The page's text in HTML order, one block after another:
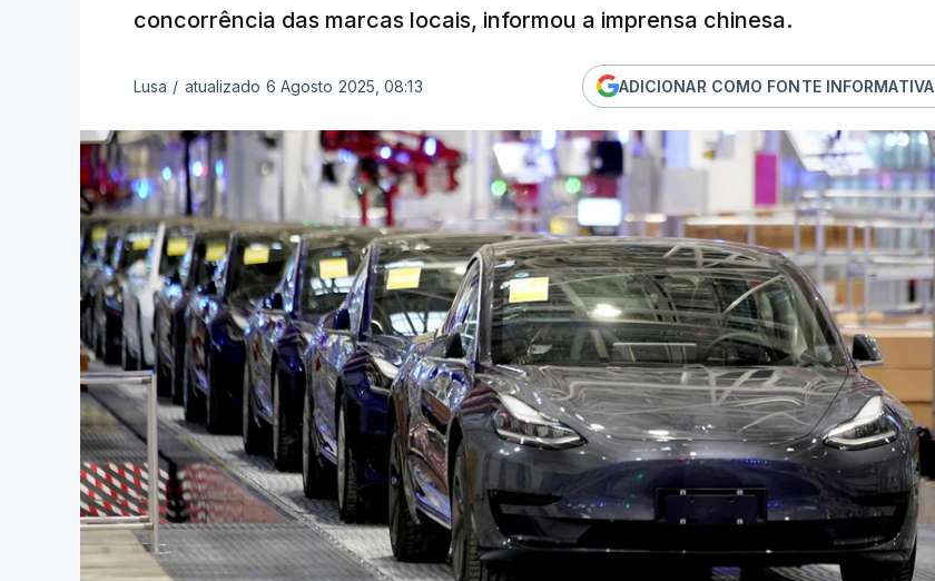
concorrência das marcas locais, informou a imprensa chinesa.
Lusa / atualizado 6 Agosto 2025, 08:13 ADICIONAR COMO FONTE INFORMATIVA